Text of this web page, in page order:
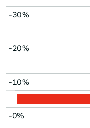
-30%
-20%
-10%
-0%